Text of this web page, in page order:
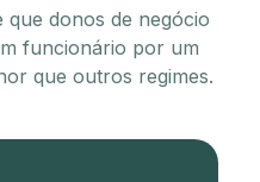
que donos de negócio
funcionário por um
que outros regimes.